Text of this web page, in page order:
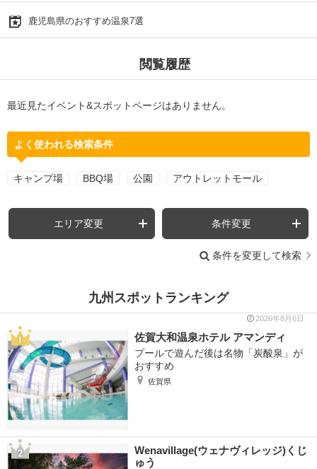
鹿児島県のおすすめ温泉7選
閲覧履歴
最近見たイベント&スポットページはありません。
よく使われる検索条件
キャンプ場 BBQ場 公園 アウトレットモール
エリア変更 条件変更
条件を変更して検索
九州スポットランキング
2026年8月6日
佐賀大和温泉ホテル アマンディ
プールで遊んだ後は名物「炭酸泉」が
おすすめ
佐賀県
Wenavillage(ウェナヴィレッジ)くじ
ゅう